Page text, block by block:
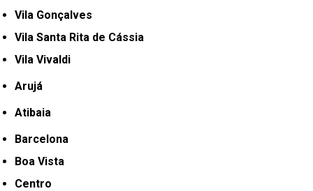
Vila Gonçalves
Vila Santa Rita de Cássia
Vila Vivaldi
Arujá
Atibaia
Barcelona
Boa Vista
Centro